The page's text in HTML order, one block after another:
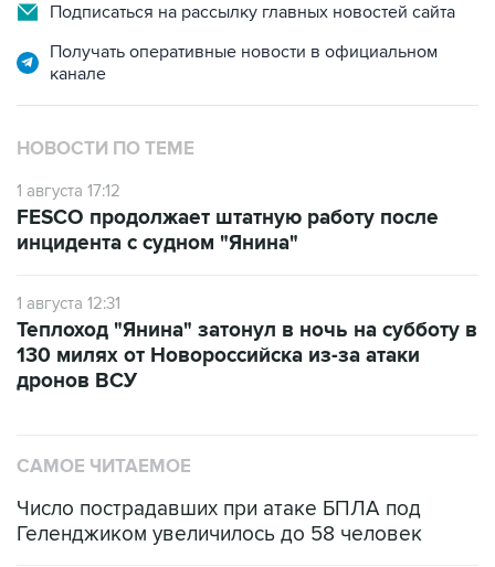
Подписаться на рассылку главных новостей сайта
Получать оперативные новости в официальном
канале
НОВОСТИ ПО ТЕМЕ
1 августа 17:12
FESCO продолжает штатную работу после
инцидента с судном "Янина"
1 августа 12:31
Теплоход "Янина" затонул в ночь на субботу в
130 милях от Новороссийска из-за атаки
дронов ВСУ
САМОЕ ЧИТАЕМОЕ
Число пострадавших при атаке БПЛА под
Геленджиком увеличилось до 58 человек